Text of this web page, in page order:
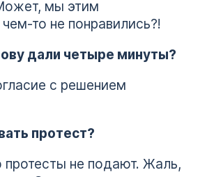
мы этим
то не понравились?!
дали четыре минуты?
с решением
протест?
протесты не подают. Жаль,